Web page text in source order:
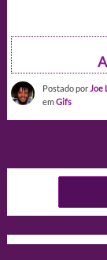
Postado por Joe
emGifs